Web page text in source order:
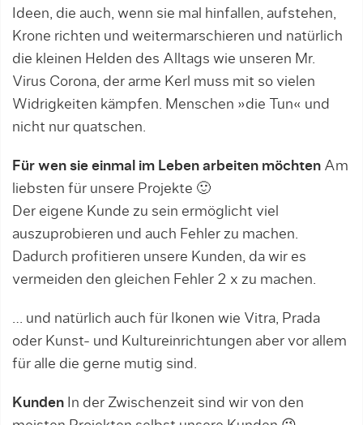
Ideen, die auch, wenn sie mal hinfallen, aufstehen,
Krone richten und weitermarschieren und natürlich
die kleinen Helden des Alltags wie unseren Mr.
Virus Corona, der arme Kerl muss mit so vielen
Widrigkeiten kämpfen. Menschen »die Tun« und
nicht nur quatschen.
Für wen sie einmal im Leben arbeiten möchten Am
liebsten für unsere Projekte 🙂
Der eigene Kunde zu sein ermöglicht viel
auszuprobieren und auch Fehler zu machen.
Dadurch profitieren unsere Kunden, da wir es
vermeiden den gleichen Fehler 2 x zu machen.
… und natürlich auch für Ikonen wie Vitra, Prada
oder Kunst- und Kultureinrichtungen aber vor allem
für alle die gerne mutig sind.
Kunden In der Zwischenzeit sind wir von den